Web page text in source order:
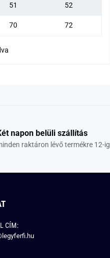
51 52
70 72
napon belüli szállítás
raktáron lévő termékre 12-ig
CÍM: